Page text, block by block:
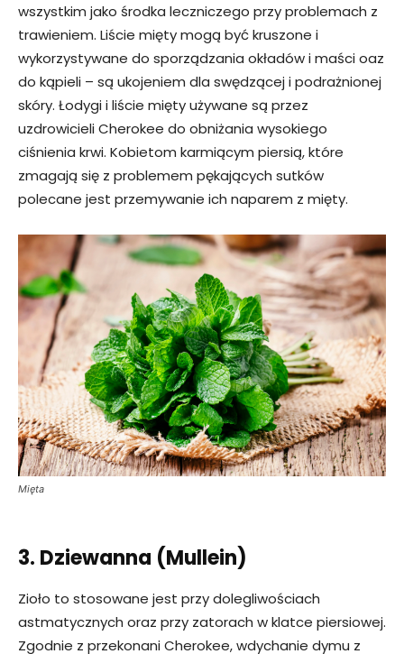
wszystkim jako środka leczniczego przy problemach z
trawieniem. Liście mięty mogą być kruszone i
wykorzystywane do sporządzania okładów i maści oaz
do kąpieli – są ukojeniem dla swędzącej i podrażnionej
skóry. Łodygi i liście mięty używane są przez
uzdrowicieli Cherokee do obniżania wysokiego
ciśnienia krwi. Kobietom karmiącym piersią, które
zmagają się z problemem pękających sutków
polecane jest przemywanie ich naparem z mięty.
Mięta
3. Dziewanna (Mullein)
Zioło to stosowane jest przy dolegliwościach
astmatycznych oraz przy zatorach w klatce piersiowej.
Zgodnie z przekonani Cherokee, wdychanie dymu z